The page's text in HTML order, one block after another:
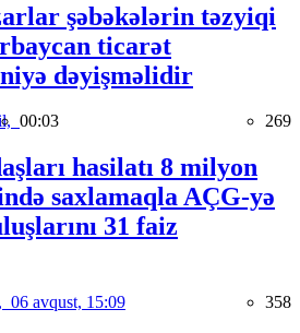
şəbəkələrin təzyiqi
ticarət
niyə dəyişməlidir
00:03 269
hasilatı 8 milyon
saxlamaqla AÇG-yə
31 faiz
06 avqust, 15:09 358